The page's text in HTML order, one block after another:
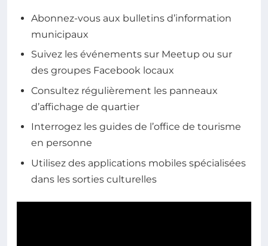
Abonnez-vous aux bulletins d’information
municipaux
Suivez les événements sur Meetup ou sur
des groupes Facebook locaux
Consultez régulièrement les panneaux
d’affichage de quartier
Interrogez les guides de l’office de tourisme
en personne
Utilisez des applications mobiles spécialisées
dans les sorties culturelles